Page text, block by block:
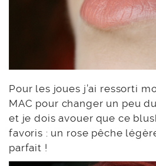
Pour les joues j’ai ressorti
MAC pour changer un peu du
et je dois avouer que ce
favoris : un rose pêche
parfait !